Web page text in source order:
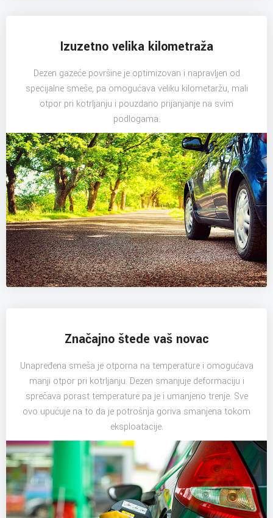
Izuzetno velika kilometraža
Dezen gazeće površine je optimizovan i napravljen od
specijalne smeše, pa omogućava veliku kilometaržu, mali
otpor pri kotrljanju i pouzdano prijanjanje na svim
podlogama.
Značajno štede vaš novac
Unapređena smeša je otporna na temperature i omogućava
manji otpor pri kotrljanju. Dezen smanjuje deformaciju i
sprečava porast temperature pa je i umanjeno trenje. Sve
ovo upućuje na to da je potrošnja goriva smanjena tokom
eksploatacije.